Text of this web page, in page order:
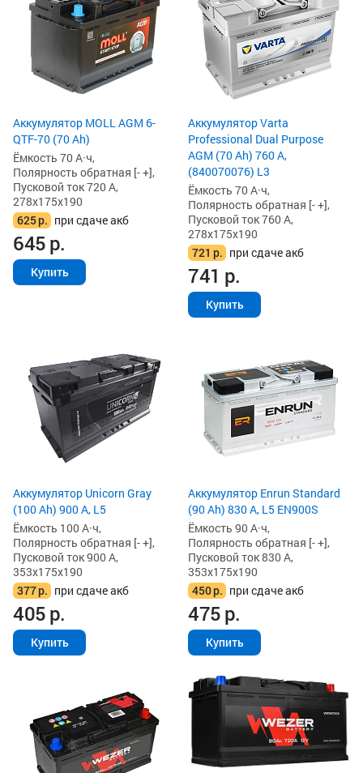
Аккумулятор MOLL AGM 6-
QTF-70 (70 Ah)
Ёмкость 70 А·ч,
Полярность обратная [- +],
Пусковой ток 720 А,
278x175x190
625р. при сдаче акб
645р.
Купить
Аккумулятор Varta
Professional Dual Purpose
AGM (70 Ah) 760 А,
(840070076) L3
Ёмкость 70 А·ч,
Полярность обратная [- +],
Пусковой ток 760 А,
278x175x190
721 р. при сдаче акб
741 р.
Купить
Аккумулятор Unicorn Gray
(100 Ah) 900 А, L5
Ёмкость 100 А·ч,
Полярность обратная [- +],
Пусковой ток 900 А,
353x175x190
377р. при сдаче акб
405р.
Купить
Аккумулятор Enrun Standard
(90 Ah) 830 А, L5 EN900S
Ёмкость 90 А·ч,
Полярность обратная [- +],
Пусковой ток 830 А,
353x175x190
450р. при сдаче акб
475р.
Купить